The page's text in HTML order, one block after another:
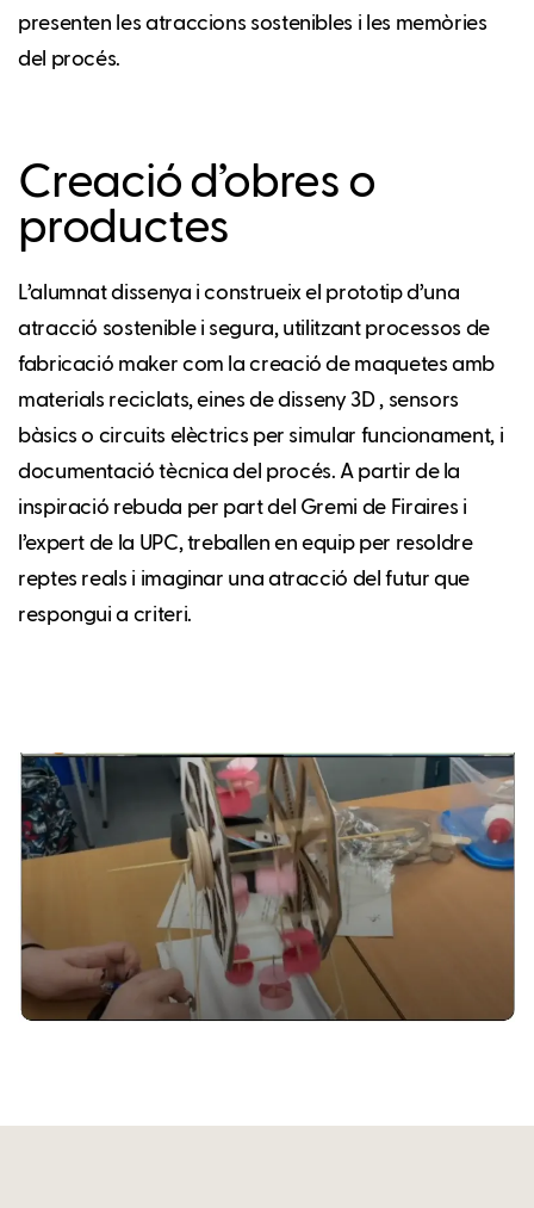
presenten les atraccions sostenibles i les memòries
del procés.
Creació d’obres o
productes
L’alumnat dissenya i construeix el prototip d’una
atracció sostenible i segura, utilitzant processos de
fabricació maker com la creació de maquetes amb
materials reciclats, eines de disseny 3D , sensors
bàsics o circuits elèctrics per simular funcionament, i
documentació tècnica del procés. A partir de la
inspiració rebuda per part del Gremi de Firaires i
l’expert de la UPC, treballen en equip per resoldre
reptes reals i imaginar una atracció del futur que
respongui a criteri.